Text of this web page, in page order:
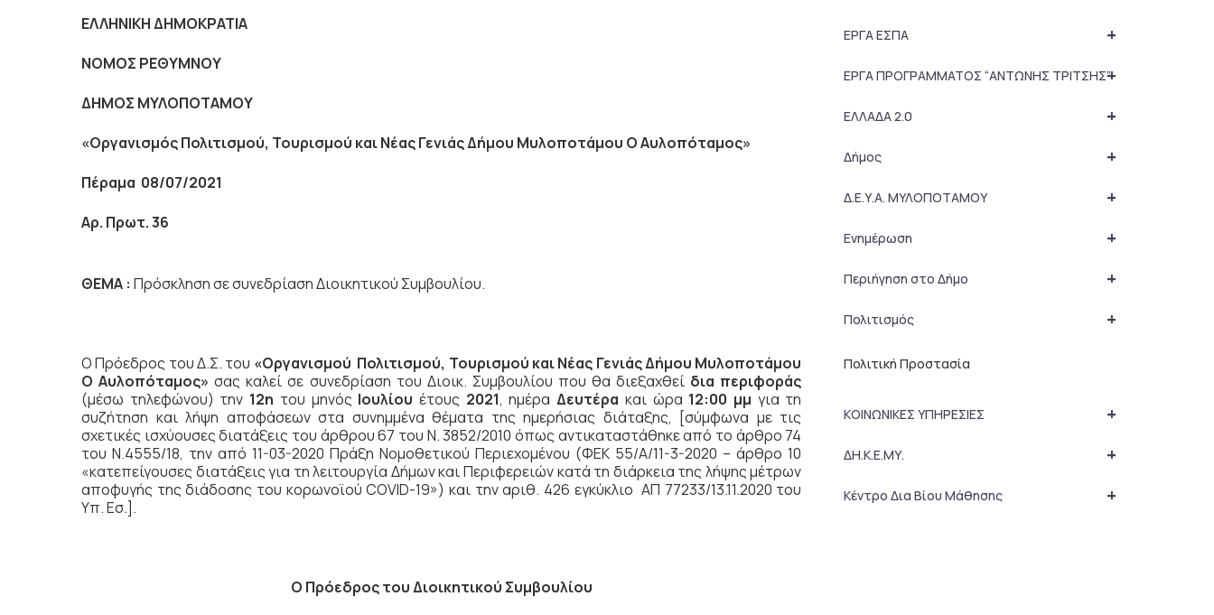
ΕΛΛΗΝΙΚΗ ΔΗΜΟΚΡΑΤΙΑ
NOMOΣ ΡΕΘΥΜΝΟΥ
ΔΗΜΟΣ ΜΥΛΟΠΟΤΑΜΟΥ
«Οργανισμός Πολιτισμού, Τουρισμού και Νέας Γενιάς Δήμου Μυλοποτάμου Ο Αυλοπόταμος»
Πέραμα 08/07/2021
Αρ. Πρωτ. 36
ΘΕΜΑ : Πρόσκληση σε συνεδρίαση Διοικητικού Συμβουλίου.
Ο Πρόεδρος του Δ.Σ. του «Οργανισμού Πολιτισμού, Τουρισμού και Νέας Γενιάς Δήμου Μυλοποτάμου
Ο Αυλοπόταμος»σας καλεί σε συνεδρίαση του Διοικ. Συμβουλίου που θα διεξαχθεί δια περιφοράς
(μέσω τηλεφώνου) την 12η του μηνός Ιουλίου έτους 2021, ημέραΔευτέρα και ώρα 12:00 μμ για τη
συζήτηση και λήψη αποφάσεων στα συνημμένα θέματα της ημερήσιας διάταξης, [σύμφωνα με τις
σχετικές ισχύουσες διατάξεις του άρθρου 67 του Ν. 3852/2010 όπως αντικαταστάθηκε από το άρθρο 74
του Ν.4555/18, την από 11-03-2020 Πράξη Νομοθετικού Περιεχομένου (ΦΕΚ 55/Α/11-3-2020 – άρθρο 10
«κατεπείγουσες διατάξεις για τη λειτουργία Δήμων και Περιφερειών κατά τη διάρκεια της λήψης μέτρων
αποφυγής της διάδοσης του κορωνοϊού COVID-19») και την αριθ. 426 εγκύκλιο ΑΠ 77233/13.11.2020 του
Υπ. Εσ.].
Ο Πρόεδρος του Διοικητικού Συμβουλίου
+
ΕΡΓΑ ΕΣΠΑ
+
ΕΡΓΑ ΠΡΟΓΡΑΜΜΑΤΟΣ “ΑΝΤΩΝΗΣ ΤΡΙΤΣΗΣ”
+
ΕΛΛΑΔΑ 2.0
+
Δήμος
+
Δ.Ε.Υ.Α. ΜΥΛΟΠΟΤΑΜΟΥ
+
Ενημέρωση
+
Περιήγηση στο Δήμο
+
Πολιτισμός
Πολιτική Προστασία
+
ΚΟΙΝΩΝΙΚΕΣ ΥΠΗΡΕΣΙΕΣ
+
ΔΗ.Κ.Ε.ΜΥ.
+
Κέντρο Δια Βίου Μάθησης